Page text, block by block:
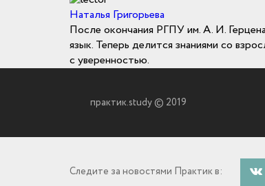
Наталья Григорьева
После окончания РГПУ им. А. И.
язык. Теперь делится знаниями со
с уверенностью.
практик.study © 2019
Следите за новостями Практик в: